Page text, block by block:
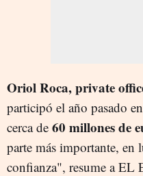
Oriol Roca, private
participó el año pasado
cerca de 60 millones de
parte más importante,
confianza", resume a EL